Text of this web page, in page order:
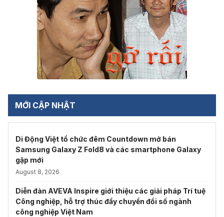
MỚI CẬP NHẬT
Di Động Việt tổ chức đêm Countdown mở bán
Samsung Galaxy Z Fold8 và các smartphone Galaxy
gập mới
August 8, 2026
Diễn đàn AVEVA Inspire giới thiệu các giải pháp Trí tuệ
Công nghiệp, hỗ trợ thúc đẩy chuyển đổi số ngành
công nghiệp Việt Nam